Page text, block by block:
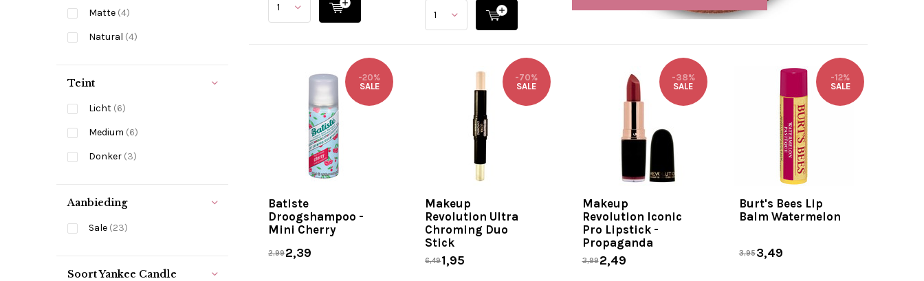
Batiste
Droogshampoo -
Mini Cherry
-20%
SALE
2,992,39
Makeup
Revolution Ultra
Chroming Duo
Stick
-70%
SALE
6,491,95
Makeup
Revolution Iconic
Pro Lipstick -
Propaganda
-38%
SALE
3,992,49
Burt's Bees Lip
Balm Watermelon
-12%
SALE
3,953,49
Matte (4)
Natural (4)
Teint
Licht (6)
Medium (6)
Donker (3)
Aanbieding
Sale (23)
Soort Yankee Candle